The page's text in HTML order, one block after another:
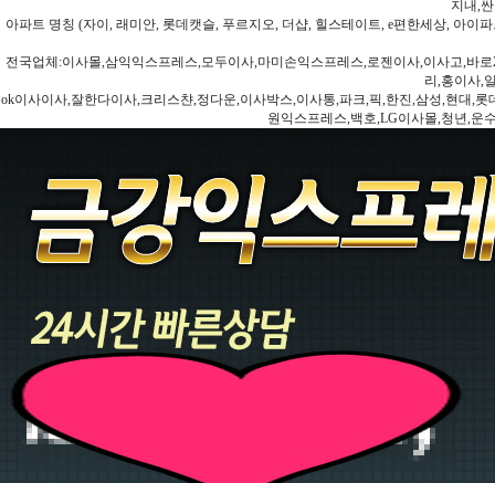
지내,
아파트 명칭 (자이, 래미안, 롯데캣슬, 푸르지오, 더샵, 힐스테이트, e편한세상, 아이
전국업체:이사몰,삼익익스프레스,모두이사,마미손익스프레스,로젠이사,이사고,바
리,홍이사,
ok이사이사,잘한다이사,크리스챤,정다운,이사박스,이사통,파크,픽,한진,삼성,현대,
원익스프레스,백호,LG이사몰,청년,운